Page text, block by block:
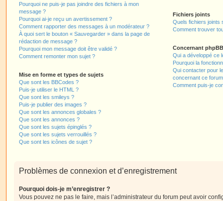
Pourquoi ne puis-je pas joindre des fichiers à mon
message ?
Pourquoi ai-je reçu un avertissement ?
Comment rapporter des messages à un modérateur ?
À quoi sert le bouton « Sauvegarder » dans la page de
rédaction de message ?
Pourquoi mon message doit être validé ?
Comment remonter mon sujet ?
Mise en forme et types de sujets
Que sont les BBCodes ?
Puis-je utiliser le HTML ?
Que sont les smileys ?
Puis-je publier des images ?
Que sont les annonces globales ?
Que sont les annonces ?
Que sont les sujets épinglés ?
Que sont les sujets verrouillés ?
Que sont les icônes de sujet ?
Fichiers joints
Quels fichiers joints
Comment trouver
Concernant phpBB
Qui a développé ce
Pourquoi la
Qui contacter pour
concernant ce
Comment puis-je
Problèmes de connexion et d’enregistrement
Pourquoi dois-je m’enregistrer ?
Vous pouvez ne pas le faire, mais l’administrateur du forum peut avoir